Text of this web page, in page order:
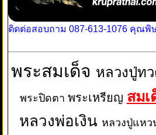
ติดต่อสอบถาม 087-613-1076 คุณ
พระสมเด็จ หลวงปู่ท
พระปิดตา พระเหรียญ สมเ
หลวงพ่อเงิน หลวงปู่แหว